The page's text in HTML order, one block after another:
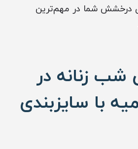
درخشش شما در مهم‌ترین
شب زنانه در
با سایزبندی